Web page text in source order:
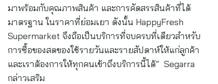
มาพร้อมกับคุณภาพสินค้า และการคัดสรรสินค้าที่ได้
มาตรฐาน ในราคาที่ย่อมเยา ดังนั้น HappyFresh
Supermarket จึงถือเป็นบริการที่จบครบที่เดียวสำหรับ
การซื้อของสดของใช้รายวันและรายสัปดาห์ให้แก่ลูกค้า
และเราต้องการให้ทุกคนเข้าถึงบริการนี้ได้” Segarra
กล่าวเสริม